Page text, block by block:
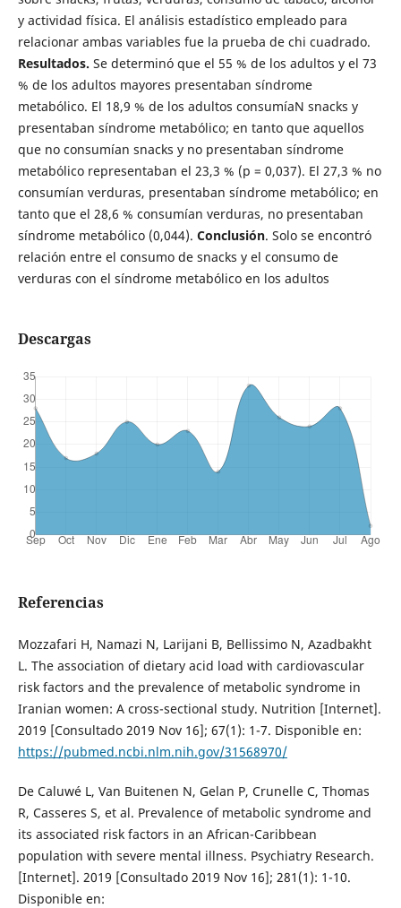
y actividad física. El análisis estadístico empleado para
relacionar ambas variables fue la prueba de chi cuadrado.
Resultados. Se determinó que el 55 % de los adultos y el 73
% de los adultos mayores presentaban síndrome
metabólico. El 18,9 % de los adultos consumíaN snacks y
presentaban síndrome metabólico; en tanto que aquellos
que no consumían snacks y no presentaban síndrome
metabólico representaban el 23,3 % (p = 0,037). El 27,3 % no
consumían verduras, presentaban síndrome metabólico; en
tanto que el 28,6 % consumían verduras, no presentaban
síndrome metabólico (0,044). Conclusión. Solo se encontró
relación entre el consumo de snacks y el consumo de
verduras con el síndrome metabólico en los adultos
Descargas
Referencias
Mozzafari H, Namazi N, Larijani B, Bellissimo N, Azadbakht
L. The association of dietary acid load with cardiovascular
risk factors and the prevalence of metabolic syndrome in
Iranian women: A cross-sectional study. Nutrition [Internet].
2019 [Consultado 2019 Nov 16]; 67(1): 1-7. Disponible en:
https://pubmed.ncbi.nlm.nih.gov/31568970/
De Caluwé L, Van Buitenen N, Gelan P, Crunelle C, Thomas
R, Casseres S, et al. Prevalence of metabolic syndrome and
its associated risk factors in an African-Caribbean
population with severe mental illness. Psychiatry Research.
[Internet]. 2019 [Consultado 2019 Nov 16]; 281(1): 1-10.
Disponible en: